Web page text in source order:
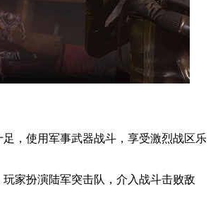
足，使用军事武器战斗，享受激烈战区乐
玩家扮演陆军突击队，介入战斗击败敌